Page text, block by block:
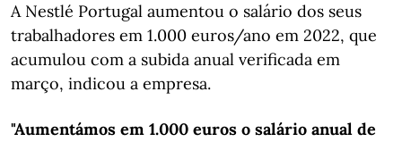
A Nestlé Portugal aumentou o salário dos seus
trabalhadores em 1.000 euros/ano em 2022, que
acumulou com a subida anual verificada em
março, indicou a empresa.
"Aumentámos em 1.000 euros o salário anual de